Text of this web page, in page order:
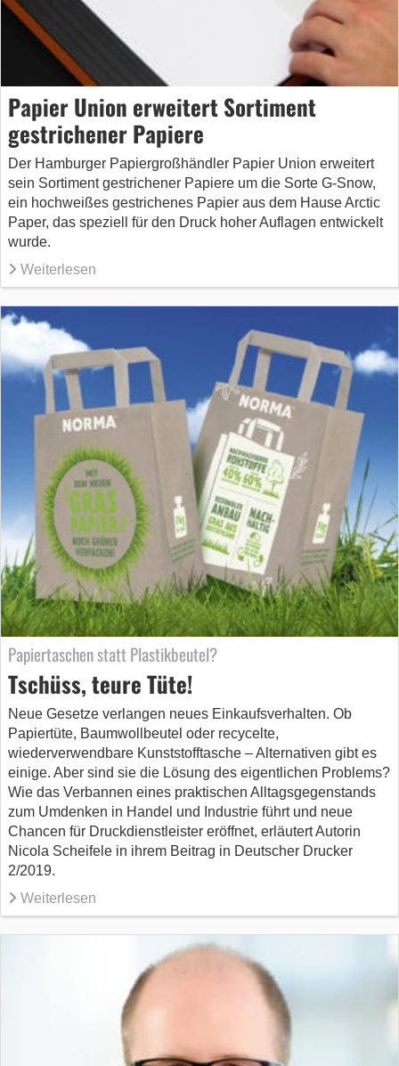
Papier Union erweitert Sortiment
gestrichener Papiere
Der Hamburger Papiergroßhändler Papier Union erweitert
sein Sortiment gestrichener Papiere um die Sorte G-Snow,
ein hochweißes gestrichenes Papier aus dem Hause Arctic
Paper, das speziell für den Druck hoher Auflagen entwickelt
wurde.
Weiterlesen
Papiertaschen statt Plastikbeutel?
Tschüss, teure Tüte!
Neue Gesetze verlangen neues Einkaufsverhalten. Ob
Papiertüte, Baumwollbeutel oder recycelte,
wiederverwendbare Kunststofftasche – Alternativen gibt es
einige. Aber sind sie die Lösung des eigentlichen Problems?
Wie das Verbannen eines praktischen Alltagsgegenstands
zum Umdenken in Handel und Industrie führt und neue
Chancen für Druckdienstleister eröffnet, erläutert Autorin
Nicola Scheifele in ihrem Beitrag in Deutscher Drucker
2/2019.
Weiterlesen